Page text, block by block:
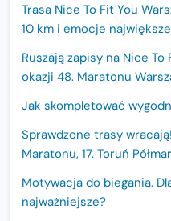
Trasa Nice To Fit You
10 km i emocje
Ruszają zapisy na Nice
okazji 48. Maratonu
Jak skompletować
Sprawdzone trasy
Maratonu, 17. Toruń
Motywacja do biegania.
najważniejsze?